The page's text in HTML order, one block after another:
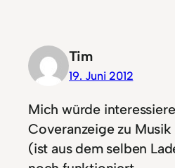
Tim
19. Juni 2012
Mich würde
Coveranzeige zu
(ist aus dem selben